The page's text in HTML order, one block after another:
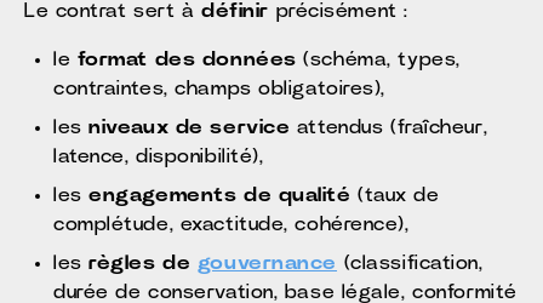
Le contrat sert àdéfinir précisément :
le format des données (schéma, types,
contraintes, champs obligatoires),
lesniveaux de service attendus (fraîcheur,
latence, disponibilité),
lesengagements de qualité (taux de
complétude, exactitude, cohérence),
lesrègles de gouvernance (classification,
durée de conservation, base légale, conformité